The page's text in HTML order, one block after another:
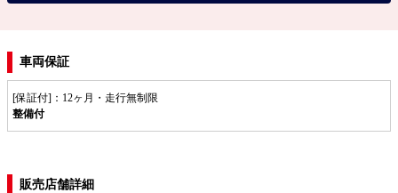
車両保証
[保証付]：12ヶ月・走行無制限
整備付
販売店舗詳細